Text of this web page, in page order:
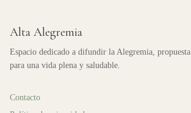
Alta Alegremia
Espacio dedicado a difundir la Alegremia,
para una vida plena y saludable.
Contacto